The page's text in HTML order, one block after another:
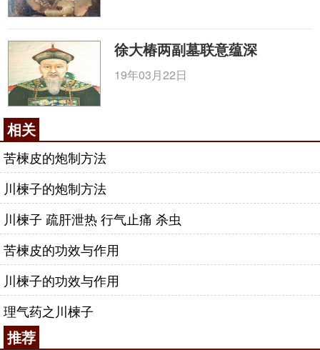
徐大椿两副墓联意蕴深
19年03月22日
相关
苦楝皮的炮制方法
川楝子的炮制方法
川楝子 疏肝泄热 行气止痛 杀虫
苦楝皮的功效与作用
川楝子的功效与作用
理气药之川楝子
推荐